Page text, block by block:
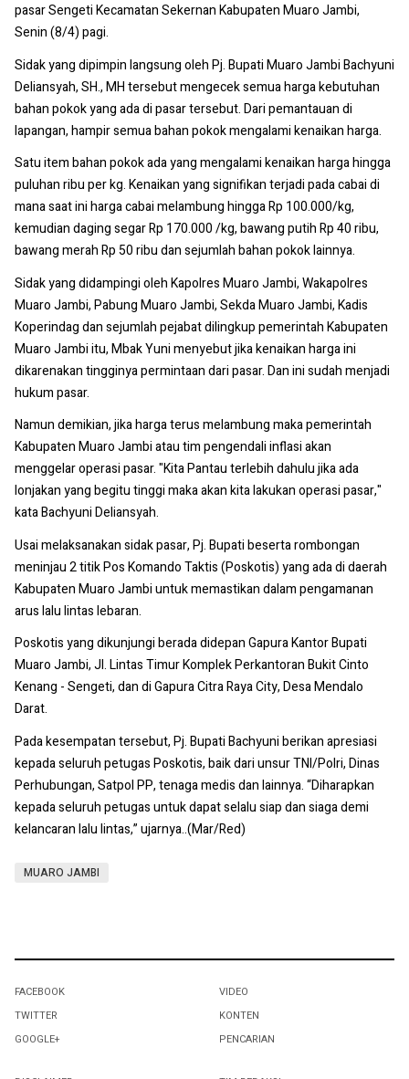
pasar Sengeti Kecamatan Sekernan Kabupaten Muaro Jambi,
Senin (8/4) pagi.
Sidak yang dipimpin langsung oleh Pj. Bupati Muaro Jambi Bachyuni
Deliansyah, SH., MH tersebut mengecek semua harga kebutuhan
bahan pokok yang ada di pasar tersebut. Dari pemantauan di
lapangan, hampir semua bahan pokok mengalami kenaikan harga.
Satu item bahan pokok ada yang mengalami kenaikan harga hingga
puluhan ribu per kg. Kenaikan yang signifikan terjadi pada cabai di
mana saat ini harga cabai melambung hingga Rp 100.000/kg,
kemudian daging segar Rp 170.000 /kg, bawang putih Rp 40 ribu,
bawang merah Rp 50 ribu dan sejumlah bahan pokok lainnya.
Sidak yang didampingi oleh Kapolres Muaro Jambi, Wakapolres
Muaro Jambi, Pabung Muaro Jambi, Sekda Muaro Jambi, Kadis
Koperindag dan sejumlah pejabat dilingkup pemerintah Kabupaten
Muaro Jambi itu, Mbak Yuni menyebut jika kenaikan harga ini
dikarenakan tingginya permintaan dari pasar. Dan ini sudah menjadi
hukum pasar.
Namun demikian, jika harga terus melambung maka pemerintah
Kabupaten Muaro Jambi atau tim pengendali inflasi akan
menggelar operasi pasar. "Kita Pantau terlebih dahulu jika ada
lonjakan yang begitu tinggi maka akan kita lakukan operasi pasar,"
kata Bachyuni Deliansyah.
Usai melaksanakan sidak pasar, Pj. Bupati beserta rombongan
meninjau 2 titik Pos Komando Taktis (Poskotis) yang ada di daerah
Kabupaten Muaro Jambi untuk memastikan dalam pengamanan
arus lalu lintas lebaran.
Poskotis yang dikunjungi berada didepan Gapura Kantor Bupati
Muaro Jambi, Jl. Lintas Timur Komplek Perkantoran Bukit Cinto
Kenang - Sengeti, dan di Gapura Citra Raya City, Desa Mendalo
Darat.
Pada kesempatan tersebut, Pj. Bupati Bachyuni berikan apresiasi
kepada seluruh petugas Poskotis, baik dari unsur TNI/Polri, Dinas
Perhubungan, Satpol PP, tenaga medis dan lainnya. “Diharapkan
kepada seluruh petugas untuk dapat selalu siap dan siaga demi
kelancaran lalu lintas,” ujarnya..(Mar/Red)
MUARO JAMBI
FACEBOOK
TWITTER
GOOGLE+
VIDEO
KONTEN
PENCARIAN